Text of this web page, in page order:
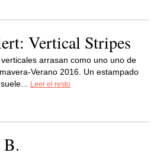
Vertical Stripes
arrasan como uno uno de
Verano 2016. Un estampado
Leer el resto